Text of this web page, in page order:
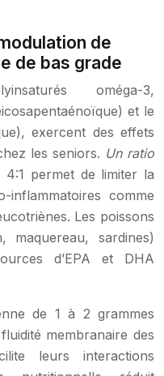
de
de bas grade
oméga-3,
et le
exercent des effets
les seniors. Un ratio
4:1 permet de limiter la
inflammatoires comme
Les poissons
maquereau, sardines)
d’EPA et DHA
de 1 à 2 grammes
membranaire des
leurs interactions